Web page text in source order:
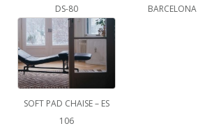
DS-80 BARCELONA
SOFT PAD CHAISE – ES
106